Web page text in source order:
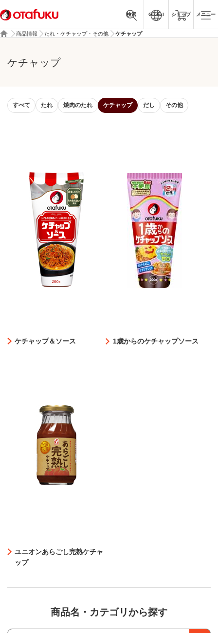
検索 Global ショップ メニュー
商品情報 たれ・ケチャップ・その他 ケチャップ
ケチャップ
すべて たれ 焼肉のたれ ケチャップ だし その他
ケチャップ＆ソース 1歳からのケチャップソース
ユニオンあらごし完熟ケチャ
ップ
商品名・カテゴリから探す